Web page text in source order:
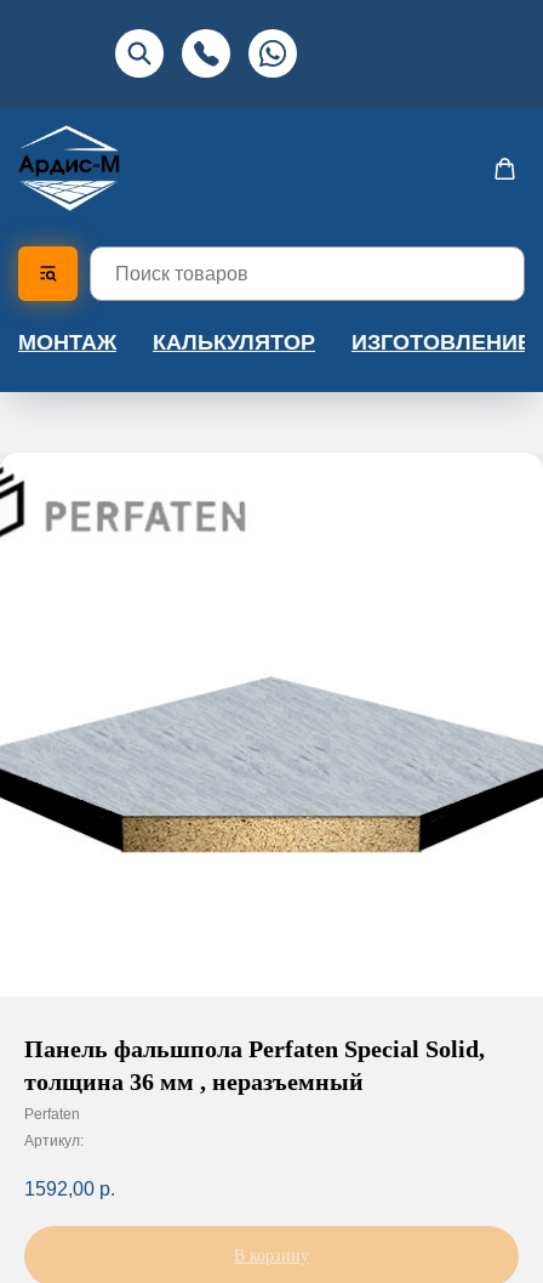
МОНТАЖ КАЛЬКУЛЯТОР ИЗГОТОВЛЕНИЕ
Панель фальшпола Perfaten Special Solid,
толщина 36 мм , неразъемный
Perfaten
Артикул:
1592,00 р.
В корзину